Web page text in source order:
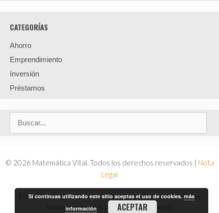
CATEGORÍAS
Ahorro
Emprendimiento
Inversión
Préstamos
© 2026 Matemática Vital. Todos los derechos reservados | Nota
Legal
Este es un Blog divulgativo no profesional. No tome decisiones
financiera sin antes consultar a un experto.
Si continuas utilizando este sitio aceptas el uso de cookies. más
información
ACEPTAR